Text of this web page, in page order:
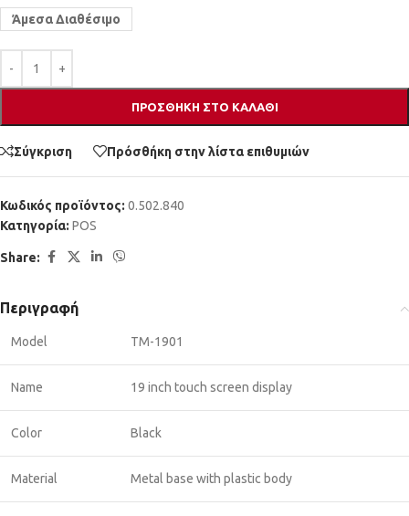
Άμεσα Διαθέσιμο
ΠΡΟΣΘΉΚΗ ΣΤΟ ΚΑΛΆΘΙ
Σύγκριση Πρόσθήκη στην λίστα επιθυμιών
Κωδικός προϊόντος: 0.502.840
Κατηγορία: POS
Share:
Περιγραφή
Model TM-1901
Name 19 inch touch screen display
Color Black
Material Metal base with plastic body